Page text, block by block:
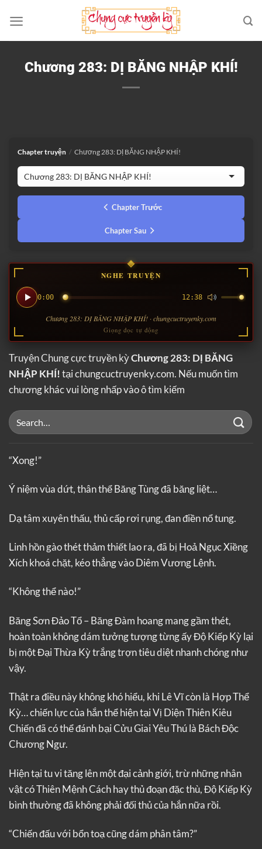
qua
nội
Chương 283: DỊ BĂNG NHẬP KHÍ!
Chapter truyện / Chương 283: DỊ BĂNG NHẬP KHÍ!
Chapter Trước
Chapter Sau
NGHE TRUYỆN
0:00 12:38
Chương 283: DỊ BĂNG NHẬP KHÍ! · chungcuctruyenky.com
Giọng đọc tự động
Truyện Chung cực truyền kỳChương 283: DỊ BĂNG
NHẬP KHÍ!tại chungcuctruyenky.com. Nếu muốn tìm
chương khác vui lòng nhấp vào ô tìm kiếm
“Xong!”
Ý niệm vùa dứt, thân thể Băng Tùng đã băng liệt…
Dạ tâm xuyên thấu, thủ cấp rơi rụng, đan điền nổ tung.
Linh hồn gào thét thảm thiết lao ra, đã bị Hoả Ngục Xiềng
Xích khoá chặt, kéo thẳng vào Diêm Vương Lệnh.
“Không thể nào!”
Băng Sơn Đảo Tổ – Băng Đàm hoang mang gầm thét,
hoàn toàn không dám tưởng tượng từng ấy Độ Kiếp Kỳ lại
bị một Đại Thừa Kỳ trắng trợn tiêu diệt nhanh chóng như
vậy.
Thật ra điều này không khó hiểu, khi Lê Vĩ còn là Hợp Thể
Kỳ… chiến lực của hắn thể hiện tại Vị Diện Thiên Kiêu
Chiến đã có thể đánh bại Cửu Giai Yêu Thú là Bách Độc
Chương Ngư.
Hiện tại tu vi tăng lên một đại cảnh giới, trừ những nhân
vật có Thiên Mệnh Cách hay thủ đoạn đặc thù, Độ Kiếp Kỳ
bình thường đã không phải đối thủ của hắn nữa rồi.
“Chiến đấu với bổn toạ cũng dám phân tâm?”